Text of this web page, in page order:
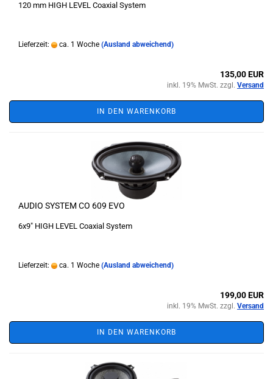
120 mm HIGH LEVEL Coaxial System
Lieferzeit: ca. 1 Woche (Ausland abweichend)
135,00 EUR
inkl. 19% MwSt. zzgl. Versand
IN DEN WARENKORB
AUDIO SYSTEM CO 609 EVO
6x9" HIGH LEVEL Coaxial System
Lieferzeit: ca. 1 Woche (Ausland abweichend)
199,00 EUR
inkl. 19% MwSt. zzgl. Versand
IN DEN WARENKORB